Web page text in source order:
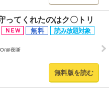
ってくれたのはク〇トリ
@夜噺
無料版を読む